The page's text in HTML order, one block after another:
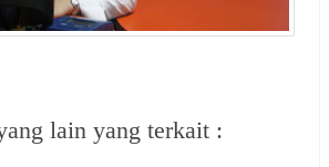
lain yang terkait :